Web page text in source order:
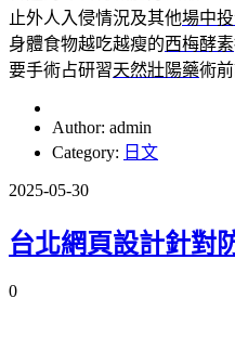
止外人入侵情況及其他場中
身體食物越吃越瘦的西梅酵素
要手術占研習天然壯陽藥術
Author: admin
Category: 日文
2025-05-30
台北網頁設計針對
0